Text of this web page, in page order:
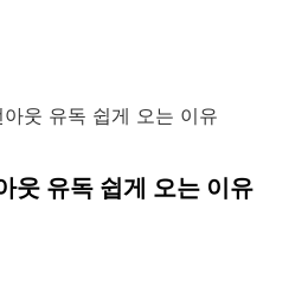
웃 유독 쉽게 오는 이유
웃 유독 쉽게 오는 이유